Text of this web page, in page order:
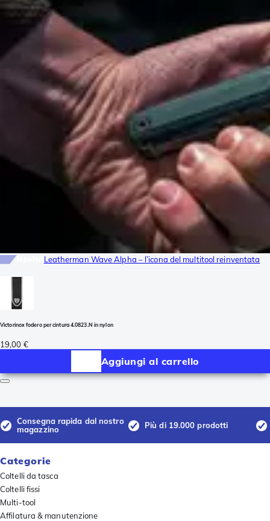
Leatherman Wave Alpha – l’icona del multitool reinventata
Victorinox fodero per cintura 4.0823.N in nylon
19,00 €
Aggiungi al carrello
Consegna rapida dal nostro
magazzino
Più di 19.000 prodotti
Categorie
Coltelli da tasca
Coltelli fissi
Multi-tool
Affilatura & manutenzione